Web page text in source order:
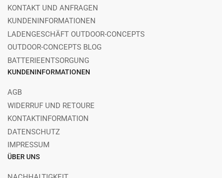
KONTAKT UND ANFRAGEN
KUNDENINFORMATIONEN
LADENGESCHÄFT OUTDOOR-CONCEPTS
OUTDOOR-CONCEPTS BLOG
BATTERIEENTSORGUNG
KUNDENINFORMATIONEN
AGB
WIDERRUF UND RETOURE
KONTAKTINFORMATION
DATENSCHUTZ
IMPRESSUM
ÜBER UNS